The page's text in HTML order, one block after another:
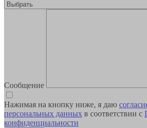
Сообщение
Нажимая на кнопку ниже, я даю
персональных данных в соответствии с
конфиденциальности